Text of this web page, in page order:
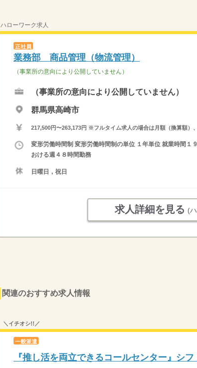
ハローワーク求人
正社員
業務部 商品管理（物流管理）
（事業所の意向により公開していません）
（事業所の意向により公開していません）
群馬県高崎市
217,500円〜263,173円 ※フルタイム求人の場合は月額（換算額）
変形労働時間制 変形労働時間制の単位 １年単位 就業時間
おける週４８時間勤務
日曜日，祝日
求人詳細を見る (
関連のおすすめ求人情報
＼イチオシ!!／
一般派遣
『推し活を両立できるコールセンター』シ